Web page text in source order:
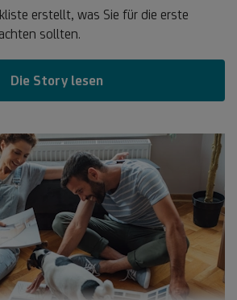
erstellt, was Sie für die erste
sollten.
Die Story lesen